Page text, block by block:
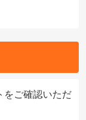
をご確認いただ